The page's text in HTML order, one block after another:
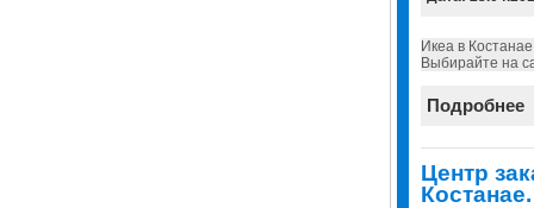
Икеа в
Выбирайте на
Подробнее
Центр
Костанае.